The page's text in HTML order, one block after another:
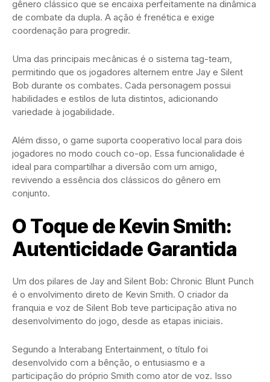
gênero clássico que se encaixa perfeitamente na dinâmica
de combate da dupla. A ação é frenética e exige
coordenação para progredir.
Uma das principais mecânicas é o sistema tag-team,
permitindo que os jogadores alternem entre Jay e Silent
Bob durante os combates. Cada personagem possui
habilidades e estilos de luta distintos, adicionando
variedade à jogabilidade.
Além disso, o game suporta cooperativo local para dois
jogadores no modo couch co-op. Essa funcionalidade é
ideal para compartilhar a diversão com um amigo,
revivendo a essência dos clássicos do gênero em
conjunto.
O Toque de Kevin Smith:
Autenticidade Garantida
Um dos pilares de Jay and Silent Bob: Chronic Blunt Punch
é o envolvimento direto de Kevin Smith. O criador da
franquia e voz de Silent Bob teve participação ativa no
desenvolvimento do jogo, desde as etapas iniciais.
Segundo a Interabang Entertainment, o título foi
desenvolvido com a bênção, o entusiasmo e a
participação do próprio Smith como ator de voz. Isso